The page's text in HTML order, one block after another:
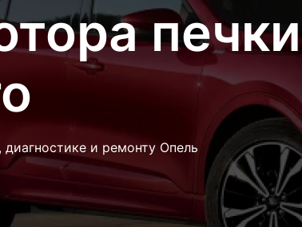
печки
и ремонту Опель